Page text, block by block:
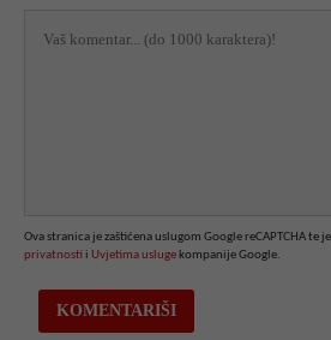
Ova stranica je zaštićena uslugom Google reCAPTCHA te
privatnosti i Uvjetima usluge kompanije Google.